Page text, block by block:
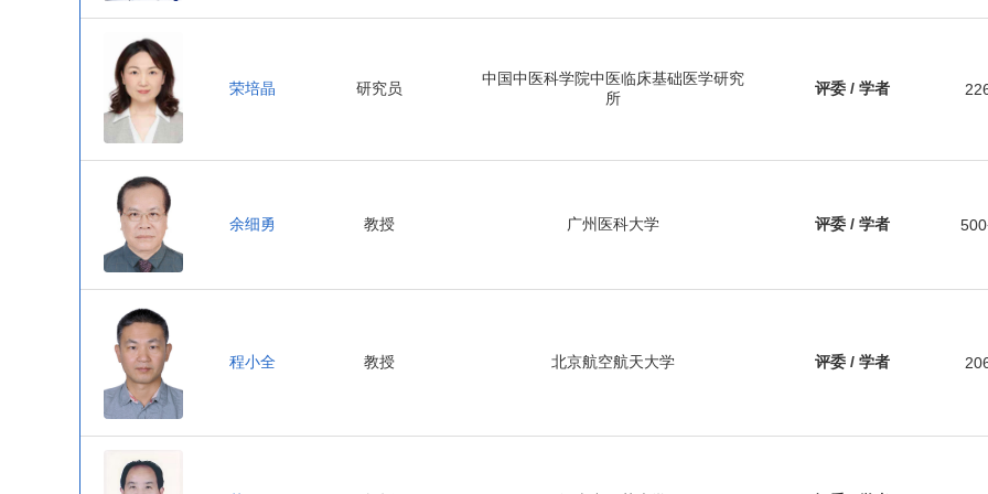
荣培晶 研究员
中国中医科学院中医临床基础医学研究
所
评委 / 学者
余细勇 教授 广州医科大学 评委 / 学者
程小全 教授 北京航空航天大学 评委 / 学者